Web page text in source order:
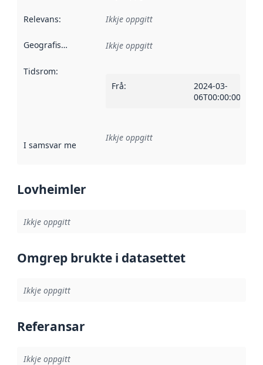
Relevans: Ikkje oppgitt
Geografisk område Ikkje oppgitt
Tidsrom:
Frå:
2024-03-
06T00:00:00Z
I samsvar med Referanse til ei implementeringsregel eller
Ikkje oppgitt
Lovheimler
Ikkje oppgitt
Omgrep brukte i datasettet
Ikkje oppgitt
Referansar
Ikkje oppgitt